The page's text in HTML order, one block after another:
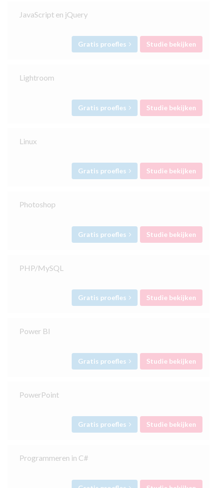
JavaScript en jQuery
Gratis proefles Studie bekijken
Lightroom
Gratis proefles Studie bekijken
Linux
Gratis proefles Studie bekijken
Photoshop
Gratis proefles Studie bekijken
PHP/MySQL
Gratis proefles Studie bekijken
Power BI
Gratis proefles Studie bekijken
PowerPoint
Gratis proefles Studie bekijken
Programmeren in C#